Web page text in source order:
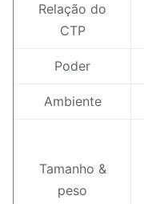
Relação do
CTP
Poder
Ambiente
Tamanho &
peso